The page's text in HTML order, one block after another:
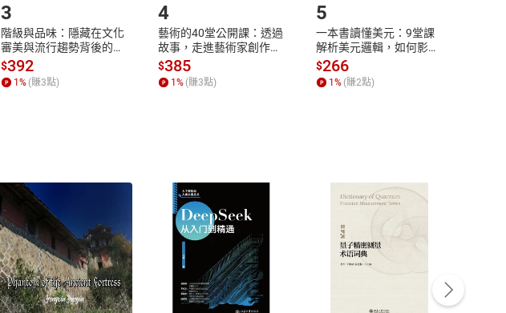
換貨規範
供消費者保護法七日猶豫期
客服資訊
服務時間：週一到週五 10:00-12:00、
3
階級與品味：隱藏在文化
審美與流行趨勢背後的地
位渴望【電子書】
$392
1 % (賺3點)
4
藝術的40堂公開課：透過
故事，走進藝術家創作現
場，看藝術如何誕生、如
何形塑人類生活【電子
書】
$385
1% (賺3點)
5
一本書讀懂美元：9堂課
解析美元邏輯，如何影響
全球經濟和每個人的投資
【電子書】
$266
1% (賺2點)